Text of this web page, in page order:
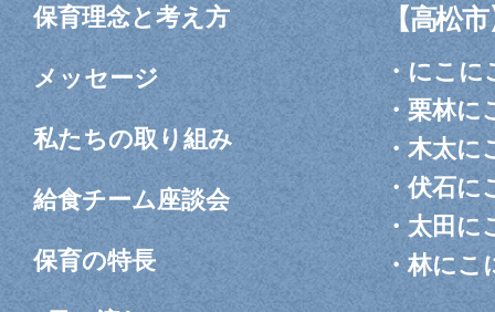
保育理念と考え方
メッセージ
私たちの取り組み
給食チーム座談会
保育の特長
【高松市
・ にこに
・栗林に
・ 木太に
・伏石に
・ 太田に
・林にこ